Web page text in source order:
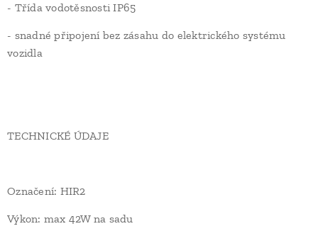
- Třída vodotěsnosti IP65
- snadné připojení bez zásahu do elektrického systému
vozidla
TECHNICKÉ ÚDAJE
Označení: HIR2
Výkon: max 42W na sadu